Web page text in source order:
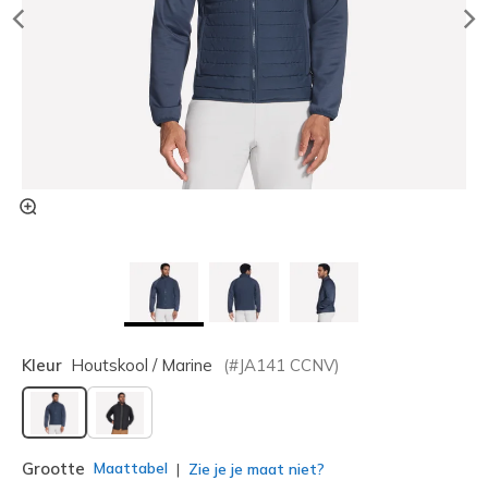
Kleur Houtskool / Marine (#JA141 CCNV)
geselecteerd
Grootte Maattabel Zie je je maat niet?